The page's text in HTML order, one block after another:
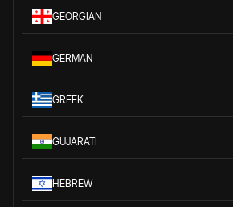
GEORGIAN
GERMAN
GREEK
GUJARATI
HEBREW